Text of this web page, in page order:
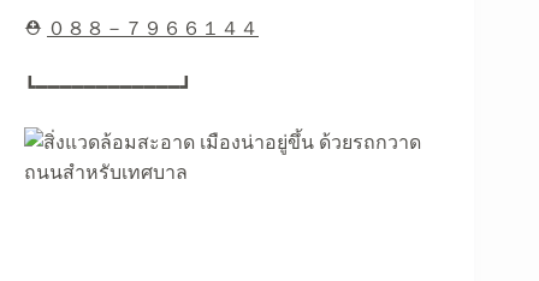
⛑ ０８８－７９６６１４４
┗━━━━━━━━━━━━┛